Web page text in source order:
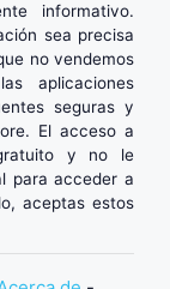
informativo.
sea precisa
no vendemos
aplicaciones
seguras y
. El acceso a
y no le
para acceder a
aceptas estos